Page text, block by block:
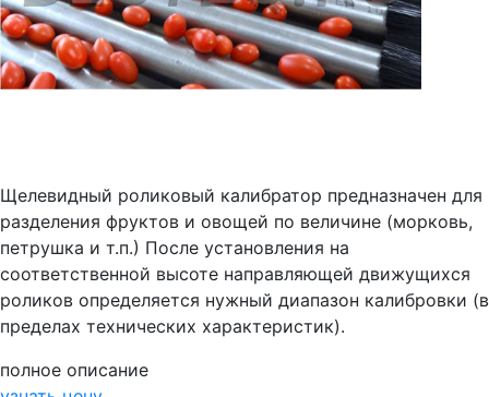
Щелевидный роликовый калибратор предназначен для
разделения фруктов и овощей по величине (морковь,
петрушка и т.п.) После установления на
соответственной высоте направляющей движущихся
роликов определяется нужный диапазон калибровки (в
пределах технических характеристик).
полное описание